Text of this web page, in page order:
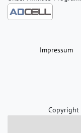
Impressum
Copyright